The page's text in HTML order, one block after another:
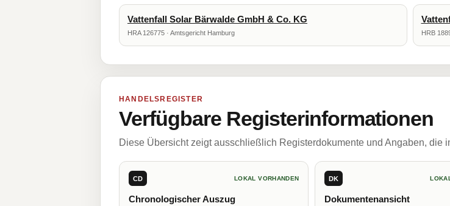
Vattenfall Solar Bärwalde GmbH & Co. KG
HRA 126775 · Amtsgericht Hamburg HRB
HANDELSREGISTER
Verfügbare Registerinformationen
Diese Übersicht zeigt ausschließlich Registerdokumente und Angaben, die
CD LOKAL VORHANDEN
Chronologischer Auszug
DK
Dokumentenansicht